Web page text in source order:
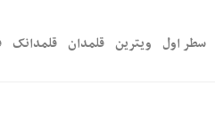
سطر اول ویترین قلمدان قلمدانک